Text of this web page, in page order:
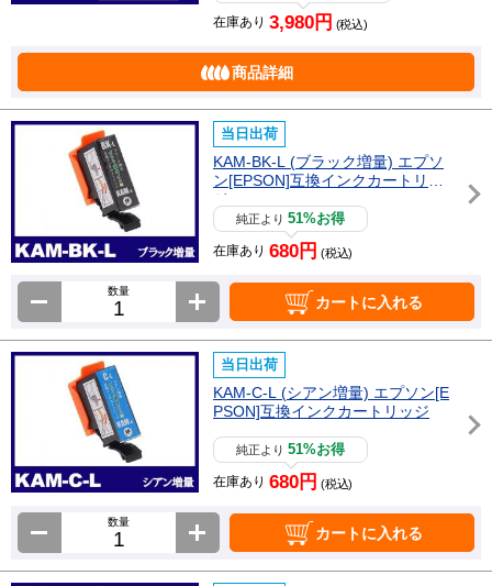
在庫あり 3,980円 (税込)
商品詳細
当日出荷
KAM-BK-L (ブラック増量) エプソ
ン[EPSON]互換インクカートリッ
ジ
純正より51%お得
在庫あり 680円 (税込)
数量
カートに入れる
当日出荷
KAM-C-L (シアン増量) エプソン[E
PSON]互換インクカートリッジ
純正より51%お得
在庫あり 680円 (税込)
数量
カートに入れる